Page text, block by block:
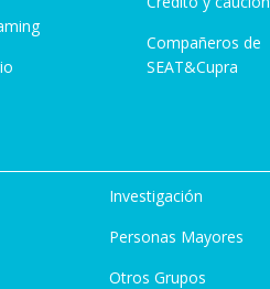
Compañeros de
SEAT&Cupra
Investigación
Personas Mayores
Otros Grupos